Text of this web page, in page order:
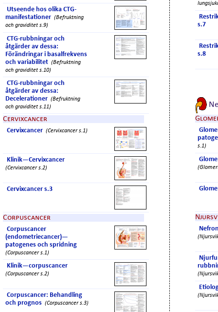
Utseende hos olika CTG-
manifestationer (Befruktning
och graviditet s.9)
CTG-rubbningar och
åtgärder av dessa:
Förändringar i basalfrekvens
och variabilitet (Befruktning
och graviditet s.10)
CTG-rubbningar och
åtgärder av dessa:
Decelerationer (Befruktning
och graviditet s.11)
Cervixcancer
Cervixcancer (Cervixcancer s.1)
Klinik—Cervixcancer
(Cervixcancer s.2)
Cervixcancer s.3
Corpuscancer
Corpuscancer
(endometriecancer)—
patogenes och spridning
(Corpuscancer s.1)
Klinik—corpuscancer
(Corpuscancer s.2)
Corpuscancer: Behandling
och prognos (Corpuscancer s.3)
s.7
s.8
s.1)